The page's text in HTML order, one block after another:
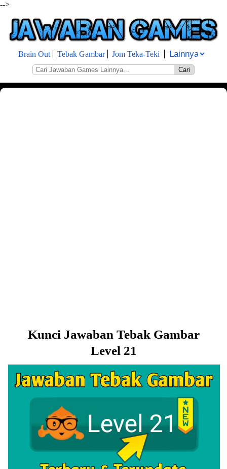
-->
Brain Out Tebak Gambar Jom Teka-Teki
Cari
Kunci Jawaban Tebak Gambar
Level 21